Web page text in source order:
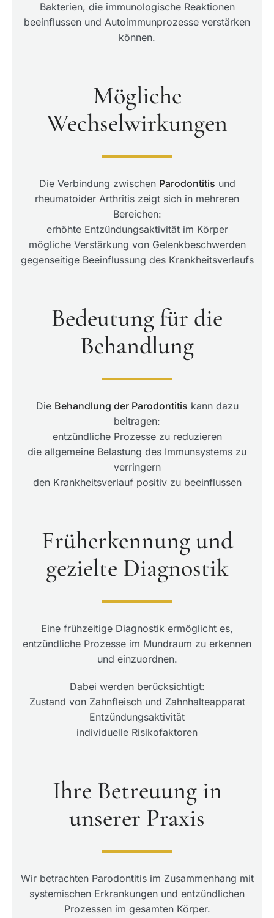
Bakterien, die immunologische Reaktionen
beeinflussen und Autoimmunprozesse verstärken
können.
Mögliche
Wechselwirkungen
Die Verbindung zwischen Parodontitis und
rheumatoider Arthritis zeigt sich in mehreren
Bereichen:
erhöhte Entzündungsaktivität im Körper
mögliche Verstärkung von Gelenkbeschwerden
gegenseitige Beeinflussung des Krankheitsverlaufs
Bedeutung für die
Behandlung
Die Behandlung der Parodontitis kann dazu
beitragen:
entzündliche Prozesse zu reduzieren
die allgemeine Belastung des Immunsystems zu
verringern
den Krankheitsverlauf positiv zu beeinflussen
Früherkennung und
gezielte Diagnostik
Eine frühzeitige Diagnostik ermöglicht es,
entzündliche Prozesse im Mundraum zu erkennen
und einzuordnen.
Dabei werden berücksichtigt:
Zustand von Zahnfleisch und Zahnhalteapparat
Entzündungsaktivität
individuelle Risikofaktoren
Ihre Betreuung in
unserer Praxis
Wir betrachten Parodontitis im Zusammenhang mit
systemischen Erkrankungen und entzündlichen
Prozessen im gesamten Körper.